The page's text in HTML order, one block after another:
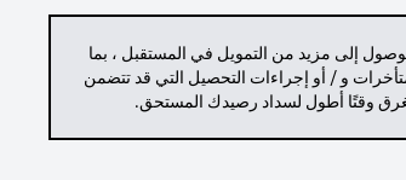
إلى مزيد من التمويل في المستقبل ، بما
و / أو إجراءات التحصيل التي قد تتضمن
وقتًا أطول لسداد رصيدك المستحق.